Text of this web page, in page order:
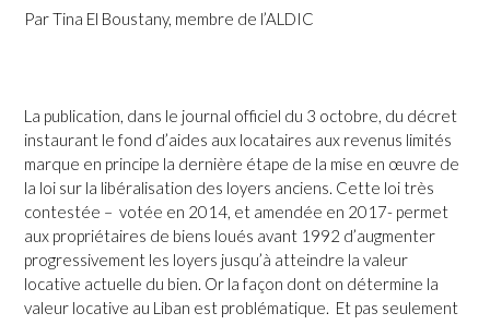
Par Tina El Boustany, membre de l’ALDIC
La publication, dans le journal officiel du 3 octobre, du décret
instaurant le fond d’aides aux locataires aux revenus limités
marque en principe la dernière étape de la mise en œuvre de
la loi sur la libéralisation des loyers anciens. Cette loi très
contestée – votée en 2014, et amendée en 2017- permet
aux propriétaires de biens loués avant 1992 d’augmenter
progressivement les loyers jusqu’à atteindre la valeur
locative actuelle du bien. Or la façon dont on détermine la
valeur locative au Liban est problématique. Et pas seulement